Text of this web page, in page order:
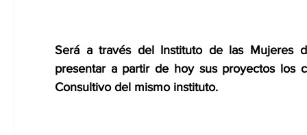
Será a través del Instituto de las Mujeres
presentar a partir de hoy sus proyectos los
Consultivo del mismo instituto.